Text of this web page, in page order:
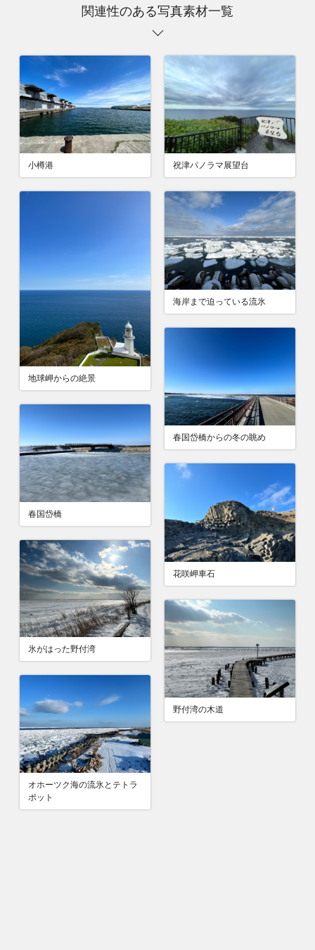
関連性のある写真素材一覧
小樽港 祝津パノラマ展望台
地球岬からの絶景
海岸まで迫っている流氷
春国岱橋からの冬の眺め
春国岱橋
花咲岬車石
氷がはった野付湾
野付湾の木道
オホーツク海の流氷とテトラ
ポット